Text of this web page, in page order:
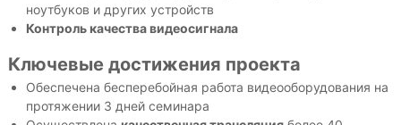
ноутбуков и других устройств
Контроль качества видеосигнала
Ключевые достижения проекта
Обеспечена бесперебойная работа видеооборудования на
протяжении 3 дней семинара